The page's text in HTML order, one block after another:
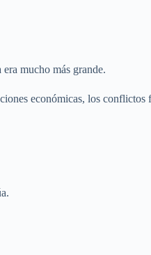
mucho más grande.
económicas, los